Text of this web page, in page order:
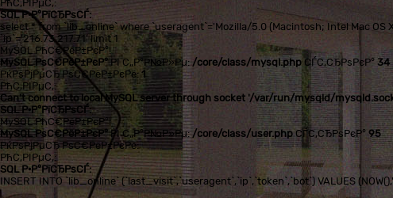
РћС‚РІРµС‚:
SQL Р·Р°РїСЂРѕСЃ:
select * from `lib_online` where `useragent`='Mozilla/5.0 (Macintosh; Intel Mac
`ip`='216.73.217.71' limit 1
MySQL РћС€РёР±РєР°!
MySQL РѕС€РёР±РєР° РІ С„Р°Р№Р»Рµ:/core/class/mysql.php СЃС‚СЂРѕРєР° 34
РќРѕРјРµСЂ РѕС€РёР±РєРё: 1
РћС‚РІРµС‚:
Can't connect to local MySQL server through socket '/var/run/mysqld/
SQL Р·Р°РїСЂРѕСЃ:
MySQL РћС€РёР±РєР°!
MySQL РѕС€РёР±РєР°РІ С„Р°Р№Р»Рµ:/core/class/user.phpСЃС‚СЂРѕРєР° 95
РќРѕРјРµСЂ РѕС€РёР±РєРё:
РћС‚РІРµС‚:
SQL Р·Р°РїСЂРѕСЃ:
INSERT INTO `lib_online` (`last_visit`,`useragent`,`ip`,`token`,`bot`) VALUES